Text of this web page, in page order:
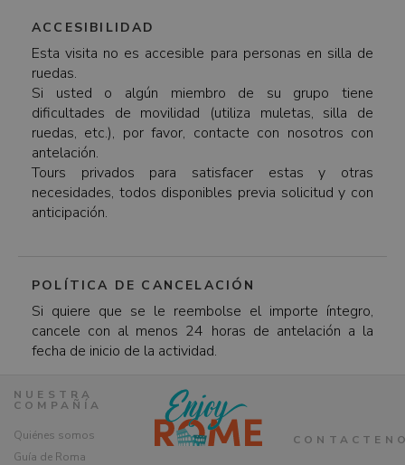
ACCESIBILIDAD
Esta visita no es accesible para personas en silla de
ruedas.
Si usted o algún miembro de su grupo tiene
dificultades de movilidad (utiliza muletas, silla de
ruedas, etc.), por favor, contacte con nosotros con
antelación.
Tours privados para satisfacer estas y otras
necesidades, todos disponibles previa solicitud y con
anticipación.
POLÍTICA DE CANCELACIÓN
Si quiere que se le reembolse el importe íntegro,
cancele con al menos 24 horas de antelación a la
fecha de inicio de la actividad.
NUESTRA
COMPAÑÍA
Quiénes somos
Guía de Roma